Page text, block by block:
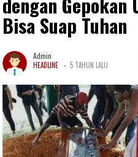
Bisa Suap Tuhan
Admin
HEADLINE - 5 TAHUN LALU